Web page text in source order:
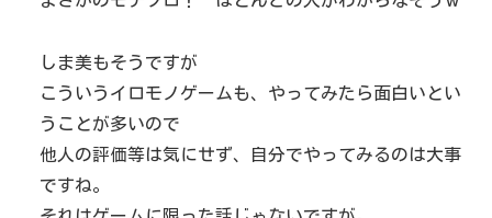
しま美もそうですが
こういうイロモノゲームも、やってみたら面白いとい
うことが多いので
他人の評価等は気にせず、自分でやってみるのは大事
ですね。